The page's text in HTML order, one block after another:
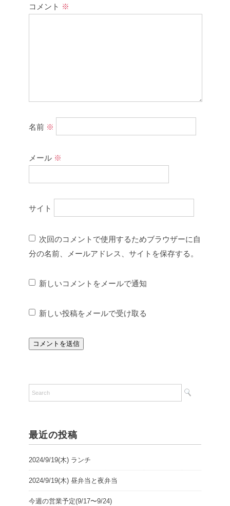
コメント ※
名前 ※
メール ※
サイト
次回のコメントで使用するためブラウザーに自
分の名前、メールアドレス、サイトを保存する。
新しいコメントをメールで通知
新しい投稿をメールで受け取る
最近の投稿
2024/9/19(木) ランチ
2024/9/19(木) 昼弁当と夜弁当
今週の営業予定(9/17〜9/24)